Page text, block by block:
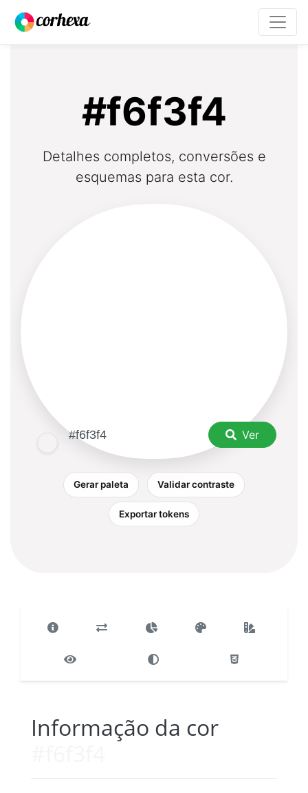
#f6f3f4
Detalhes completos, conversões e
esquemas para esta cor.
Ver
Gerar paleta Validar contraste
Exportar tokens
Informação da cor